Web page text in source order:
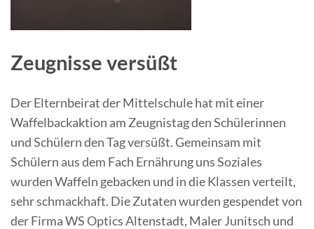
Zeugnisse versüßt
Der Elternbeirat der Mittelschule hat mit einer
Waffelbackaktion am Zeugnistag den Schülerinnen
und Schülern den Tag versüßt. Gemeinsam mit
Schülern aus dem Fach Ernährung uns Soziales
wurden Waffeln gebacken und in die Klassen verteilt,
sehr schmackhaft. Die Zutaten wurden gespendet von
der Firma WS Optics Altenstadt, Maler Junitsch und